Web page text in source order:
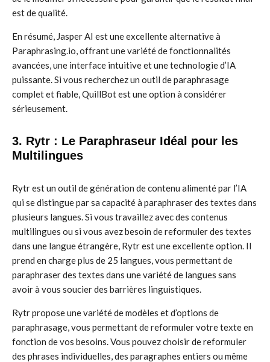
est de qualité.
En résumé, Jasper AI est une excellente alternative à
Paraphrasing.io, offrant une variété de fonctionnalités
avancées, une interface intuitive et une technologie d’IA
puissante. Si vous recherchez un outil de paraphrasage
complet et fiable, QuillBot est une option à considérer
sérieusement.
3. Rytr : Le Paraphraseur Idéal pour les
Multilingues
Rytr est un outil de génération de contenu alimenté par l’IA
qui se distingue par sa capacité à paraphraser des textes dans
plusieurs langues. Si vous travaillez avec des contenus
multilingues ou si vous avez besoin de reformuler des textes
dans une langue étrangère, Rytr est une excellente option. Il
prend en charge plus de 25 langues, vous permettant de
paraphraser des textes dans une variété de langues sans
avoir à vous soucier des barrières linguistiques.
Rytr propose une variété de modèles et d’options de
paraphrasage, vous permettant de reformuler votre texte en
fonction de vos besoins. Vous pouvez choisir de reformuler
des phrases individuelles, des paragraphes entiers ou même